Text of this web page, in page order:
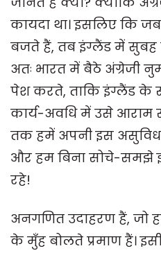
कायदा था। इसलिए कि
बजते हैं, तब इंग्लैंड में सुबह
अतः भारत में बैठे अंग्रेजी
पेश करते, ताकि इंग्लैंड के
कार्य-अवधि में उसे
तक हमें अपनी इस
और हम बिना सोचे-समझे
रहे!
अनगणित उदाहरण हैं, जो
के मुँह बोलते प्रमाण हैं।